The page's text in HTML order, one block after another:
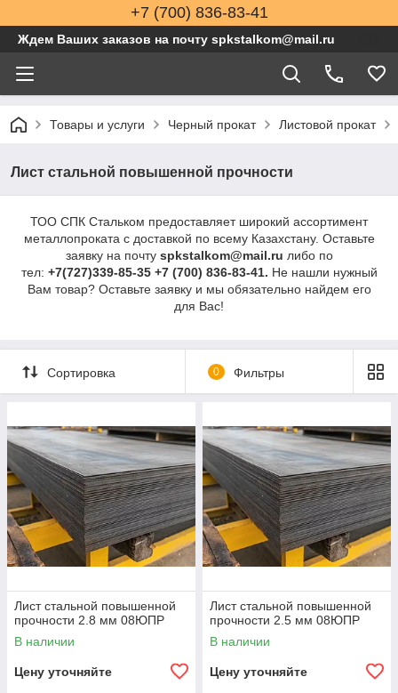
+7 (700) 836-83-41
Ждем Ваших заказов на почту spkstalkom@mail.ru
Товары и услуги Черный прокат Листовой прокат
Лист стальной повышенной прочности
ТОО СПК Стальком предоставляет широкий ассортимент
металлопроката с доставкой по всему Казахстану. Оставьте
заявку на почту spkstalkom@mail.ru либо по
тел: +7(727)339-85-35 +7 (700) 836-83-41. Не нашли нужный
Вам товар? Оставьте заявку и мы обязательно найдем его
для Вас!
Сортировка 0 Фильтры
Лист стальной повышенной
прочности 2.8 мм 08ЮПР
В наличии
Цену уточняйте
Лист стальной повышенной
прочности 2.5 мм 08ЮПР
В наличии
Цену уточняйте